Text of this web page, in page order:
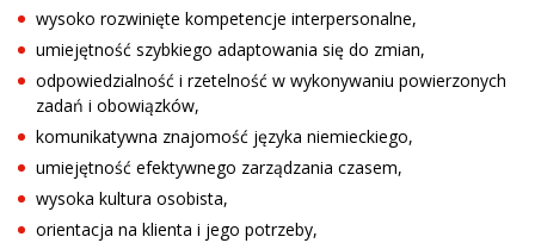
wysoko rozwinięte kompetencje interpersonalne,
umiejętność szybkiego adaptowania się do zmian,
odpowiedzialność i rzetelność w wykonywaniu powierzonych
zadań i obowiązków,
komunikatywna znajomość języka niemieckiego,
umiejętność efektywnego zarządzania czasem,
wysoka kultura osobista,
orientacja na klienta i jego potrzeby,